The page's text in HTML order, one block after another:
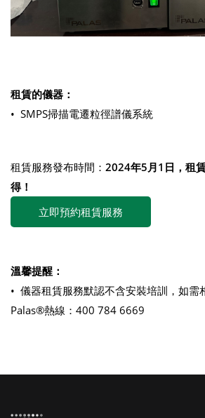
租賃的儀器：
• SMPS掃描電遷粒徑譜儀系統
租賃服務發布時間： 2024年5月1日，租
得！
立即預約租賃服務
溫馨提醒：
• 儀器租賃服務默認不含安裝培訓，如需
Palas®熱線：400 784 6669